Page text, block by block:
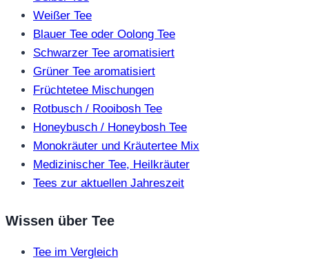
Weißer Tee
Blauer Tee oder Oolong Tee
Schwarzer Tee aromatisiert
Grüner Tee aromatisiert
Früchtetee Mischungen
Rotbusch / Rooibosh Tee
Honeybusch / Honeybosh Tee
Monokräuter und Kräutertee Mix
Medizinischer Tee, Heilkräuter
Tees zur aktuellen Jahreszeit
Wissen über Tee
Tee im Vergleich